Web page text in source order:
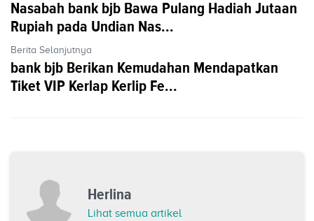
Nasabah bank bjb Bawa Pulang Hadiah Jutaan
Rupiah pada Undian Nas...
Berita Selanjutnya
bank bjb Berikan Kemudahan Mendapatkan
Tiket VIP Kerlap Kerlip Fe...
Herlina
Lihat semua artikel